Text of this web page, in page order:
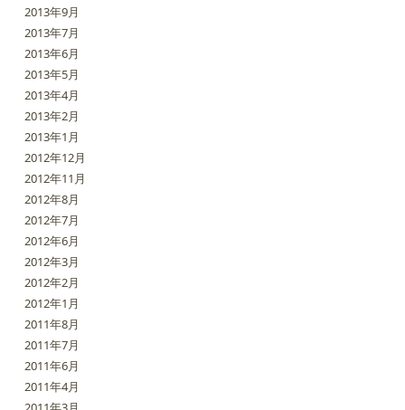
2013年9月
2013年7月
2013年6月
2013年5月
2013年4月
2013年2月
2013年1月
2012年12月
2012年11月
2012年8月
2012年7月
2012年6月
2012年3月
2012年2月
2012年1月
2011年8月
2011年7月
2011年6月
2011年4月